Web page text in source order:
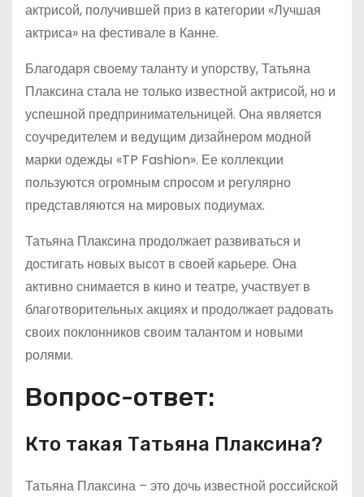
актрисой, получившей приз в категории «Лучшая
актриса» на фестивале в Канне.
Благодаря своему таланту и упорству, Татьяна
Плаксина стала не только известной актрисой, но и
успешной предпринимательницей. Она является
соучредителем и ведущим дизайнером модной
марки одежды «TP Fashion». Ее коллекции
пользуются огромным спросом и регулярно
представляются на мировых подиумах.
Татьяна Плаксина продолжает развиваться и
достигать новых высот в своей карьере. Она
активно снимается в кино и театре, участвует в
благотворительных акциях и продолжает радовать
своих поклонников своим талантом и новыми
ролями.
Вопрос-ответ:
Кто такая Татьяна Плаксина?
Татьяна Плаксина – это дочь известной российской